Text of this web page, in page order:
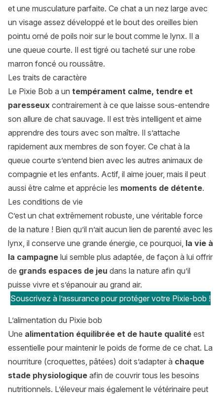
et une musculature parfaite. Ce chat a un nez large avec
un visage assez développé et le bout des oreilles bien
pointu orné de poils noir sur le bout comme le lynx. Il a
une queue courte. Il est tigré ou tacheté sur une robe
marron foncé ou roussâtre.
Les traits de caractère
Le Pixie Bob a un tempérament calme, tendre et
paresseux contrairement à ce que laisse sous-entendre
son allure de chat sauvage. Il est très intelligent et aime
apprendre des tours avec son maître. Il s’attache
rapidement aux membres de son foyer. Ce chat à la
queue courte s’entend bien avec les autres animaux de
compagnie et les enfants. Actif, il aime jouer, mais il peut
aussi être calme et apprécie les moments de détente.
Les conditions de vie
C’est un chat extrêmement robuste, une véritable force
de la nature ! Bien qu’il n’ait aucun lien de parenté avec les
lynx, il conserve une grande énergie, ce pourquoi, la vie à
la campagne lui semble plus adaptée, de façon à lui offrir
de grands espaces de jeu dans la nature afin qu’il
puisse vivre et s’épanouir au grand air.
Souscrivez à l’assurance pour protéger votre Pixie-bob !
L’alimentation du Pixie bob
Une alimentation équilibrée et de haute qualité est
essentielle pour maintenir le poids de forme de ce chat. La
nourriture (croquettes, pâtées) doit s’adapter à chaque
stade physiologique afin de couvrir tous les besoins
nutritionnels. L’éleveur mais également le vétérinaire peut